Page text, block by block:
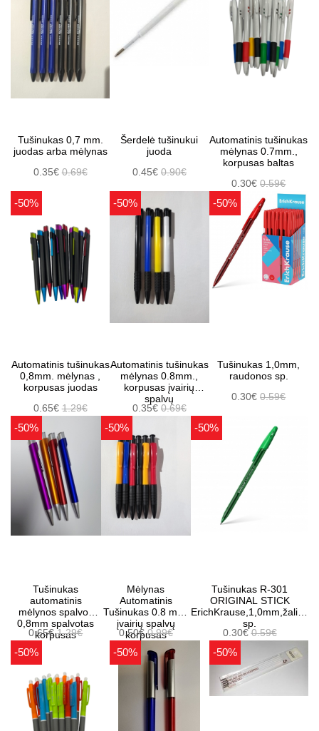
Tušinukas 0,7 mm.
juodas arba mėlynas
0.35€0.69€
Šerdelė tušinukui
juoda
0.45€ 0.90€
Automatinis tušinukas
mėlynas 0.7mm.,
korpusas baltas
0.30€0.59€
-50%
Automatinis tušinukas
0,8mm. mėlynas ,
korpusas juodas
0.65€1.29€
-50%
Automatinis tušinukas
mėlynas 0.8mm.,
korpusas įvairių
spalvų
0.35€ 0.69€
-50%
Tušinukas 1,0mm,
raudonos sp.
0.30€0.59€
-50%
Tušinukas
automatinis
mėlynos spalvos
0,8mm spalvotas
korpusas
0.65€1.29€
-50%
Mėlynas
Automatinis
Tušinukas 0.8 mm,
įvairių spalvų
korpusas
0.50€0.99€
-50%
Tušinukas R-301
ORIGINAL STICK
ErichKrause,1,0mm,žalios
sp.
0.30€0.59€
-50% -50% -50%